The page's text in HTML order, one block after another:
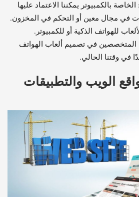
بالكمبيوتر يمكننا الاعتماد عليها
في مجال معين أو التحكم في المخزون.
للهواتف الذكية أو للكمبيوتر.
في تصميم ألعاب الهواتف
في وقتنا الحالي.
الويب والتطبيقات